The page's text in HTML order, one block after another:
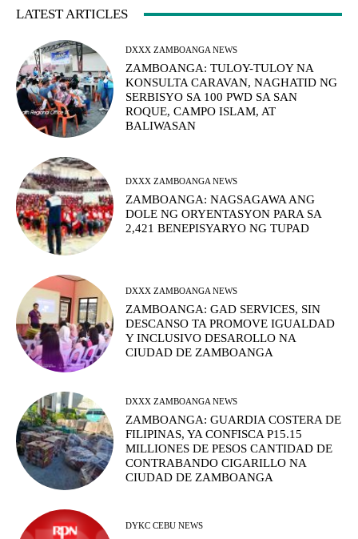
LATEST ARTICLES
DXXX ZAMBOANGA NEWS
ZAMBOANGA: TULOY-TULOY NA
KONSULTA CARAVAN, NAGHATID NG
SERBISYO SA 100 PWD SA SAN
ROQUE, CAMPO ISLAM, AT
BALIWASAN
DXXX ZAMBOANGA NEWS
ZAMBOANGA: NAGSAGAWA ANG
DOLE NG ORYENTASYON PARA SA
2,421 BENEPISYARYO NG TUPAD
DXXX ZAMBOANGA NEWS
ZAMBOANGA: GAD SERVICES, SIN
DESCANSO TA PROMOVE IGUALDAD
Y INCLUSIVO DESAROLLO NA
CIUDAD DE ZAMBOANGA
DXXX ZAMBOANGA NEWS
ZAMBOANGA: GUARDIA COSTERA DE
FILIPINAS, YA CONFISCA P15.15
MILLIONES DE PESOS CANTIDAD DE
CONTRABANDO CIGARILLO NA
CIUDAD DE ZAMBOANGA
DYKC CEBU NEWS